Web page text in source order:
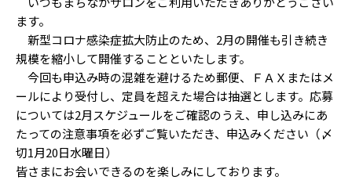
ます。
新型コロナ感染症拡大防止のため、2月の開催も引き続き
規模を縮小して開催することといたします。
今回も申込み時の混雑を避けるため郵便、ＦＡＸまたはメ
ールにより受付し、定員を超えた場合は抽選とします。応募
については2月スケジュールをご確認のうえ、申し込みにあ
たっての注意事項を必ずご覧いただき、申込みください（〆
切1月20日水曜日）
皆さまにお会いできるのを楽しみにしております。